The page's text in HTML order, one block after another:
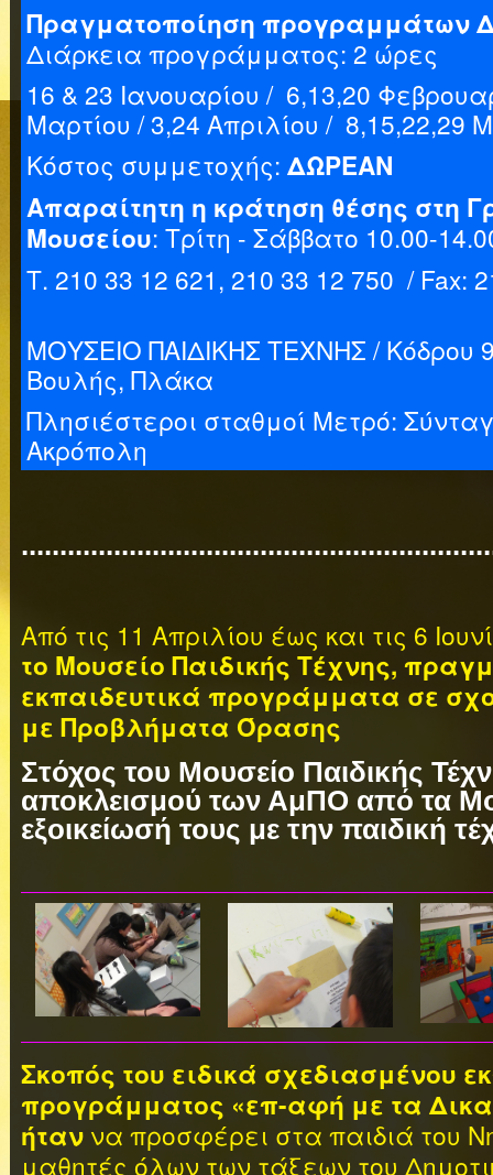
Πραγματοποίηση προγραμμάτων
Διάρκεια προγράμματος: 2 ώρες
16 & 23 Ιανουαρίου / 6,13,20
Μαρτίου / 3,24 Απριλίου / 8,15,22,29
Κόστος συμμετοχής: ΔΩΡΕΑΝ
Απαραίτητη η κράτηση θέσης στη
Μουσείου: Τρίτη - Σάββατο 10.00-
Τ. 210 33 12 621, 210 33 12 750 / Fax:
ΜΟΥΣΕΙΟ ΠΑΙΔΙΚΗΣ ΤΕΧΝΗΣ / Κόδρου
Βουλής, Πλάκα
Πλησιέστεροι σταθμοί Μετρό:
Ακρόπολη
Από τις 11 Απριλίου έως και τις 6
το Μουσείο Παιδικής Τέχνης,
εκπαιδευτικά προγράμματα σε
με Προβλήματα Όρασης
Στόχος του Μουσείο Παιδικής
αποκλεισμού των ΑμΠΟ από τα
εξοικείωσή τους με την παιδική
Σκοπός του ειδικά σχεδιασμένου
προγράμματος «επ-αφή με τα
ήταν να προσφέρει στα παιδιά του
μαθητές όλων των τάξεων του